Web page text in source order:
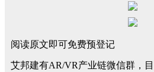
阅读原文即可免费预登记
艾邦建有AR/VR产业链微信群，目